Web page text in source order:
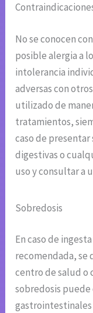
No se conocen
posible alergia a
intolerancia
adversas con
utilizado de
tratamientos,
caso de
digestivas o
uso y consultar a
Sobredosis
En caso de
recomendada, se
centro de salud o
sobredosis puede
gastrointestinales